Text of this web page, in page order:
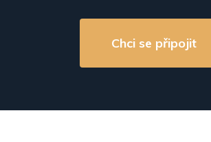
Chci se připojit